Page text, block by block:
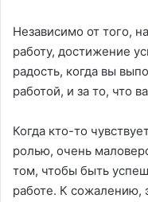
Независимо от того,
работу, достижение
радость, когда вы
работой, и за то, что
Когда кто-то
ролью, очень
том, чтобы быть
работе. К сожалению,